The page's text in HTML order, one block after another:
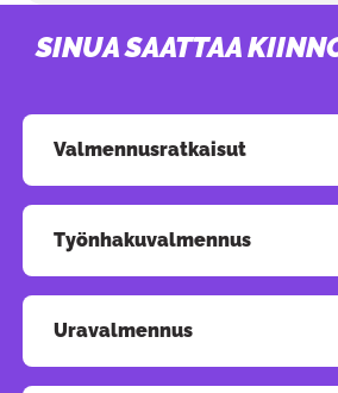
SINUA SAATTAA
Valmennusratkaisut
Työnhakuvalmennus
Uravalmennus